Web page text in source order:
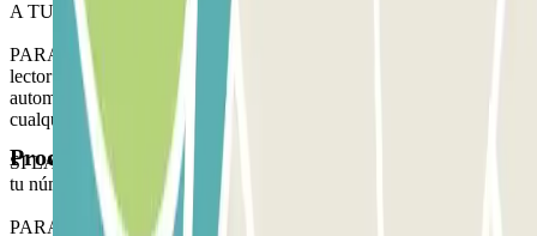
A TU LLEGADA: Accede al parking
PARA ABRIR LA BARRERA: Detente frente a la barrera. El
lector de matrículas reconocerá tu vehículo y la barrera se abrirá
automáticamente sin necesidad de pulsar ningún botón. Aparca en
cualquier plaza libre.
SI LA BARRERA NO SE ABRE: llama al interfono 24h indicando
tu número de matrícula.
PARA SALIR: Detente frente a la barrera. El lector de matrículas
Productos disponibles